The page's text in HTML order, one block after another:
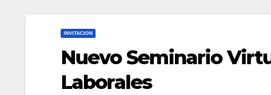
INVITACION
Nuevo Seminario
Laborales